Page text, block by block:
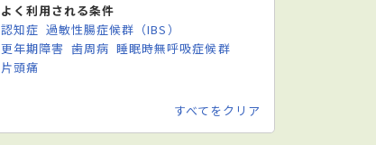
よく利用される条件
認知症 過敏性腸症候群（IBS）
更年期障害 歯周病 睡眠時無呼吸症候群
片頭痛
すべてをクリア